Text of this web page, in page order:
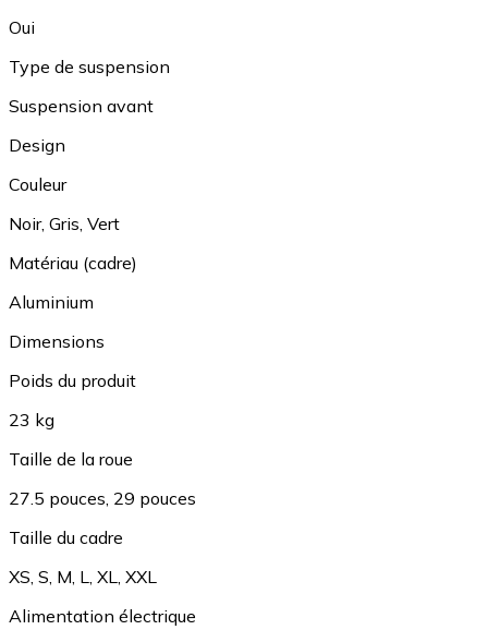
Oui
Type de suspension
Suspension avant
Design
Couleur
Noir, Gris Vert
Matériau (cadre)
Aluminium
Dimensions
Poids du produit
23 kg
Taille de la roue
27.5 pouces 29 pouces
Taille du cadre
XS S M L XL
XXL
Alimentation électrique